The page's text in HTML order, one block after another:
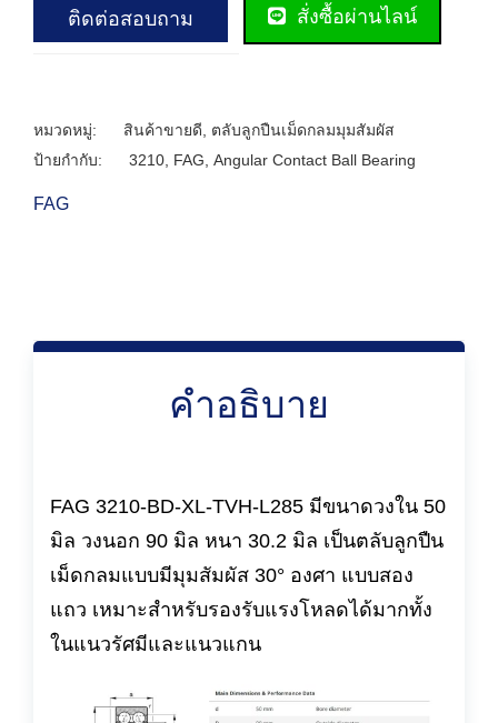
ติดต่อสอบถาม สั่งซื้อผ่านไลน์
หมวดหมู่: สินค้าขายดี
ตลับลูกปืนเม็ดกลมมุมสัมผัส
ป้ายกำกับ:
3210 FAG Angular Contact Ball Bearing
FAG
คำอธิบาย
FAG 3210-BD-XL-TVH-L285 มีขนาดวงใน 50
มิล วงนอก 90 มิล หนา 30.2 มิล เป็นตลับลูกปืน
เม็ดกลมแบบมีมุมสัมผัส 30° องศา แบบสอง
แถว เหมาะสำหรับรองรับแรงโหลดได้มากทั้ง
ในแนวรัศมีและแนวแกน